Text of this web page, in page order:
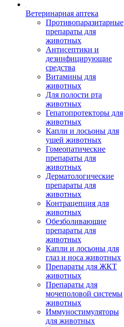
Ветеринарная аптека
Противопаразитарные
препараты для
животных
Антисептики и
дезинфицирующие
средства
Витамины для
животных
Для полости рта
животных
Гепатопротекторы для
животных
Капли и лосьоны для
ушей животных
Гомеопатические
препараты для
животных
Дерматологические
препараты для
животных
Контрацепция для
животных
Обезболивающие
препараты для
животных
Капли и лосьоны для
глаз и носа животных
Препараты для ЖКТ
животных
Препараты для
мочеполовой системы
животных
Иммуностимуляторы
для животных